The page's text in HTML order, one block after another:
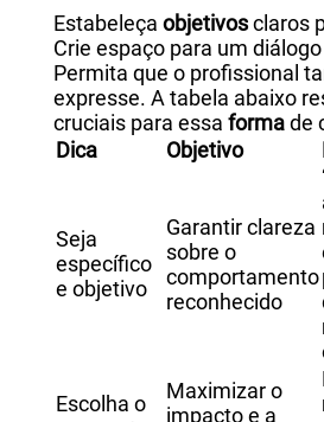
Estabeleça objetivosclaros
Crie espaço para um
Permita que o profissional
expresse. A tabela abaixo
cruciais para essa formade
Dica
Objetivo
Seja
específico
e objetivo
Garantir clareza
sobre o
comportamento
reconhecido
Escolha o
Maximizar o
impacto e a